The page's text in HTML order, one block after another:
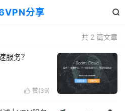
分享 
共 2 篇文章
服务？
 赞(39)